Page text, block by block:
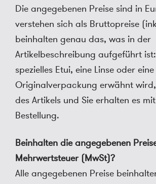
Die angegebenen Preise sind in
verstehen sich als Bruttopreise
beinhalten genau das, was in der
Artikelbeschreibung aufgeführt
spezielles Etui, eine Linse oder eine
Originalverpackung erwähnt wird,
des Artikels und Sie erhalten es
Bestellung.
Beinhalten die angegebenen
Mehrwertsteuer (MwSt)?
Alle angegebenen Preise